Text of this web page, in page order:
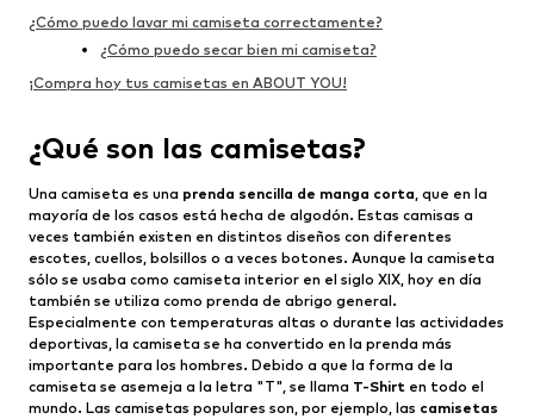
¿Cómo puedo lavar mi camiseta correctamente?
¿Cómo puedo secar bien mi camiseta?
¡Compra hoy tus camisetas en ABOUT YOU!
¿Qué son las camisetas?
Una camiseta es una prenda sencilla de manga corta, que en la
mayoría de los casos está hecha de algodón. Estas camisas a
veces también existen en distintos diseños con diferentes
escotes, cuellos, bolsillos o a veces botones. Aunque la camiseta
sólo se usaba como camiseta interior en el siglo XIX, hoy en día
también se utiliza como prenda de abrigo general.
Especialmente con temperaturas altas o durante las actividades
deportivas, la camiseta se ha convertido en la prenda más
importante para los hombres. Debido a que la forma de la
camiseta se asemeja a la letra "T", se llama T-Shirt en todo el
mundo. Las camisetas populares son, por ejemplo, las camisetas